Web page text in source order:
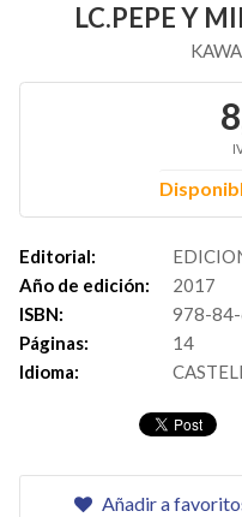
LC.PEPE Y
Editorial:
Año de edición:
2017
ISBN:
978-
Páginas:
14
Idioma:
Añadir a